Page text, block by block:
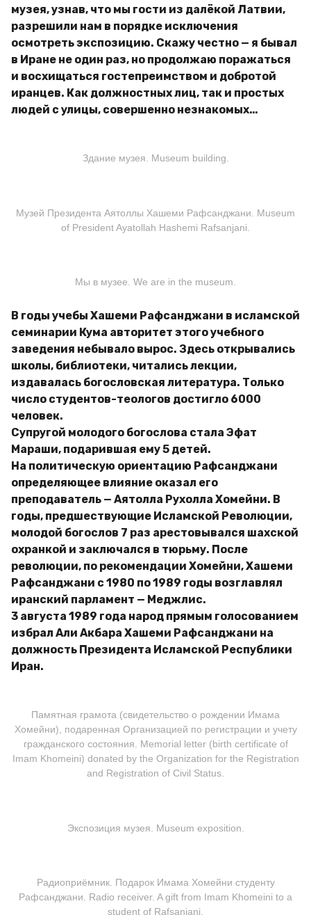
музея, узнав, что мы гости из далёкой Латвии,
разрешили нам в порядке исключения
осмотреть экспозицию. Скажу честно — я бывал
в Иране не один раз, но продолжаю поражаться
и восхищаться гостепреимством и добротой
иранцев. Как должностных лиц, так и простых
людей с улицы, совершенно незнакомых…
Здание музея. Museum building.
Музей Президента Аятоллы Хашеми Рафсанджани. Museum
of President Ayatollah Hashemi Rafsanjani.
Мы в музее. We are in the museum.
В годы учебы Хашеми Рафсанджани в исламской
семинарии Кума авторитет этого учебного
заведения небывало вырос. Здесь открывались
школы, библиотеки, читались лекции,
издавалась богословская литература. Только
число студентов-теологов достигло 6000
человек.
Супругой молодого богослова стала Эфат
Мараши, подарившая ему 5 детей.
На политическую ориентацию Рафсанджани
определяющее влияние оказал его
преподаватель — Аятолла Рухолла Хомейни. В
годы, предшествующие Исламской Революции,
молодой богослов 7 раз арестовывался шахской
охранкой и заключался в тюрьму. После
революции, по рекомендации Хомейни, Хашеми
Рафсанджани с 1980 по 1989 годы возглавлял
иранский парламент — Меджлис.
3 августа 1989 года народ прямым голосованием
избрал Али Акбара Хашеми Рафсанджани на
должность Президента Исламской Республики
Иран.
Памятная грамота (свидетельство о рождении Имама
Хомейни), подаренная Организацией по регистрации и учету
гражданского состояния. Memorial letter (birth certificate of
Imam Khomeini) donated by the Organization for the Registration
and Registration of Civil Status.
Экспозиция музея. Museum exposition.
Радиоприёмник. Подарок Имама Хомейни студенту
Рафсанджани. Radio receiver. A gift from Imam Khomeini to a
student of Rafsanjani.